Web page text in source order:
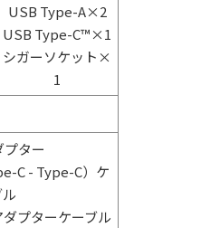
USB Type-A×2
USB Type-C™×1
シガーソケット×
1
プター
C - Type-C）ケ
プターケーブル